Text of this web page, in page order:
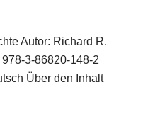
Autor: Richard R.
3-86820-148-2
Über den Inhalt